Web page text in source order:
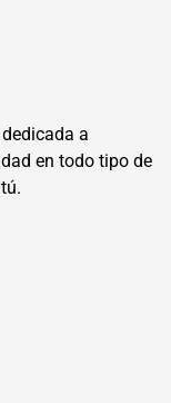
a
en todo tipo de